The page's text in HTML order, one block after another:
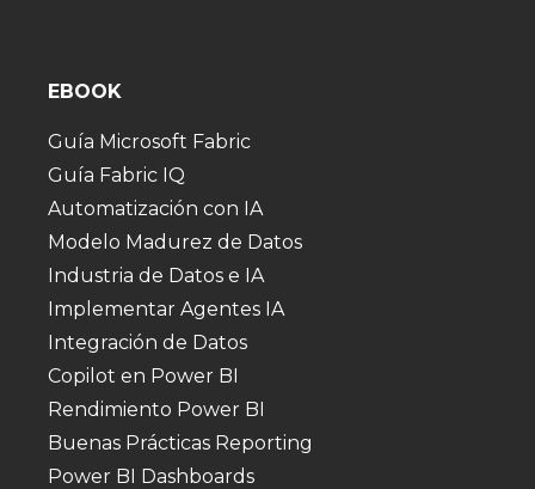
EBOOK
Guía Microsoft Fabric
Guía Fabric IQ
Automatización con IA
Modelo Madurez de Datos
Industria de Datos e IA
Implementar Agentes IA
Integración de Datos
Copilot en Power BI
Rendimiento Power BI
Buenas Prácticas Reporting
Power BI Dashboards